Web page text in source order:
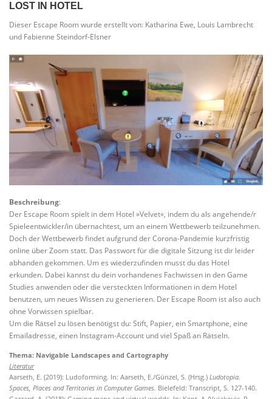
LOST IN HOTEL
Dieser Escape Room wurde erstellt von: Katharina Ewe, Louis Lambrecht
und Fabienne Steindorf-Elsner
Beschreibung:
Der Escape Room spielt in dem Hotel »Velvet«, indem du als angehende/r
Spieleentwickler/in übernachtest, um an einem Wettbewerb teilzunehmen.
Doch der Wettbewerb findet aufgrund der Corona-Pandemie kurzfristig
online über Zoom statt. Das Passwort für die digitale Sitzung ist dir leider
abhanden gekommen. Um es wiederzufinden musst du das Hotel
erkunden. Dabei kannst du dein vorhandenes Fachwissen in den Game
Studies anwenden oder die versteckten Informationen in dem Hotel
benutzen, um neues Wissen zu generieren. Der Escape Room ist also auch
ohne Vorwissen spielbar.
Um die Rätsel zu lösen benötigst du: Stift, Papier, ein Smartphone, eine
Emailadresse, einen Instagram-Account und viel Spaß an Rätseln.
Thema: Navigable Landscapes and Cartography
Literatur
Aarseth, E. (2019): Ludoforming. In: Aarseth, E./Günzel, S. (Hrsg.) Ludotopia.
Spaces, Places and Territories in Computer Games. Bielefeld: Transcript, S. 127-140.